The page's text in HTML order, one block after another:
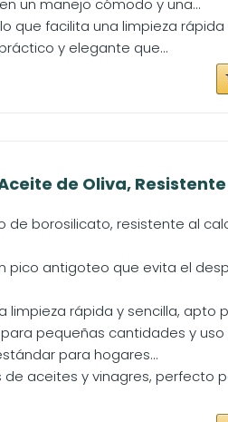
lo que facilita una limpieza
y elegante que...
de Oliva, Resistente
borosilicato, resistente al
pico antigoteo que evita el
limpieza rápida y sencilla, apto
pequeñas cantidades y uso
para hogares...
aceites y vinagres, perfecto